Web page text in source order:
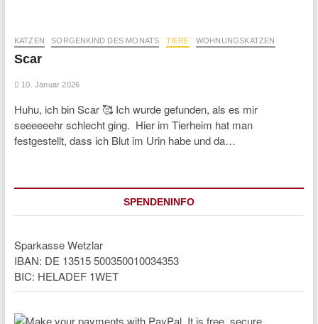
KATZEN SORGENKIND DES MONATS TIERE WOHNUNGSKATZEN
Scar
10. Januar 2026
Huhu, ich bin Scar 🥰 Ich wurde gefunden, als es mir
seeeeeehr schlecht ging. Hier im Tierheim hat man
festgestellt, dass ich Blut im Urin habe und da…
SPENDENINFO
Sparkasse Wetzlar
IBAN: DE 13515 500350010034353
BIC: HELADEF 1WET